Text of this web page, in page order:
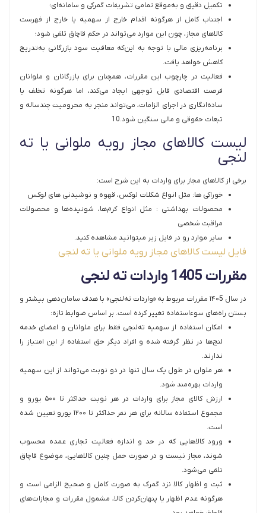
تکمیل دقیق و به‌موقع تمامی تشریفات گمرکی و سامانه‌ای؛
اجتناب کامل از هرگونه اقدام خارج از سهمیه یا خارج از فهرست
کالاهای مجاز، چون این موارد می‌تواند در حکم قاچاق تلقی شود؛
برنامه‌ریزی مالی با توجه به این‌که معافیت سود بازرگانی به‌تدریج
کاهش خواهد یافت.
فعالیت در چارچوب این مقررات، همچنان برای بازرگانان و ملوانان
فرصت اقتصادی قابل توجهی ایجاد می‌کند، اما هرگونه تخلف یا
ساده‌انگاری در اجرای الزامات، می‌تواند منجر به محرومیت چندساله و
تبعات حقوقی و مالی سنگین شود.10
لیست کالاهای مجاز رویه ملوانی یا ته
لنجی
برخی از کالاهای مجاز برای واردات به این شرح است:
خوراکی ها: مثل انواع شکلات لوکس، قهوه و نوشیدنی های لوکس
محصولات بهداشتی : مثل انواع کرم‌ها، شونیده‌ها و محصولات
مراقبت شخصی
سایر موارد رو در فایل زیر میتوانید مشاهده کنید.
فایل لیست کالاهای مجاز رویه ملوانی یا ته لنجی
مقررات 1405 واردات ته لنجی
در سال ۱۴۰5 مقررات مربوط به «واردات ته‌لنجی» با هدف سامان‌دهی بیشتر و
بستن راه‌های سوءاستفاده تغییر کرده است. بر اساس ضوابط تازه:
امکان استفاده از سهمیه ته‌لنجی فقط برای ملوانان و اعضای خدمه
لنج‌ها در نظر گرفته شده و افراد دیگر حق استفاده از این امتیاز را
ندارند.
هر ملوان در طول یک سال تنها در دو نوبت می‌تواند از این سهمیه
واردات بهره‌مند شود.
ارزش کالای مجاز برای واردات در هر نوبت حداکثر تا ۵۰۰ یورو و
مجموع استفاده سالانه برای هر نفر حداکثر تا ۱۲۰۰ یورو تعیین شده
است.
ورود کالاهایی که در حد و اندازه فعالیت تجاری عمده محسوب
شوند، مجاز نیست و در صورت حمل چنین کالاهایی، موضوع قاچاق
تلقی می‌شود.
ثبت و اظهار کالا نزد گمرک به صورت کامل و صحیح الزامی است و
هرگونه عدم اظهار یا پنهان‌کردن کالا، مشمول مقررات و مجازات‌های